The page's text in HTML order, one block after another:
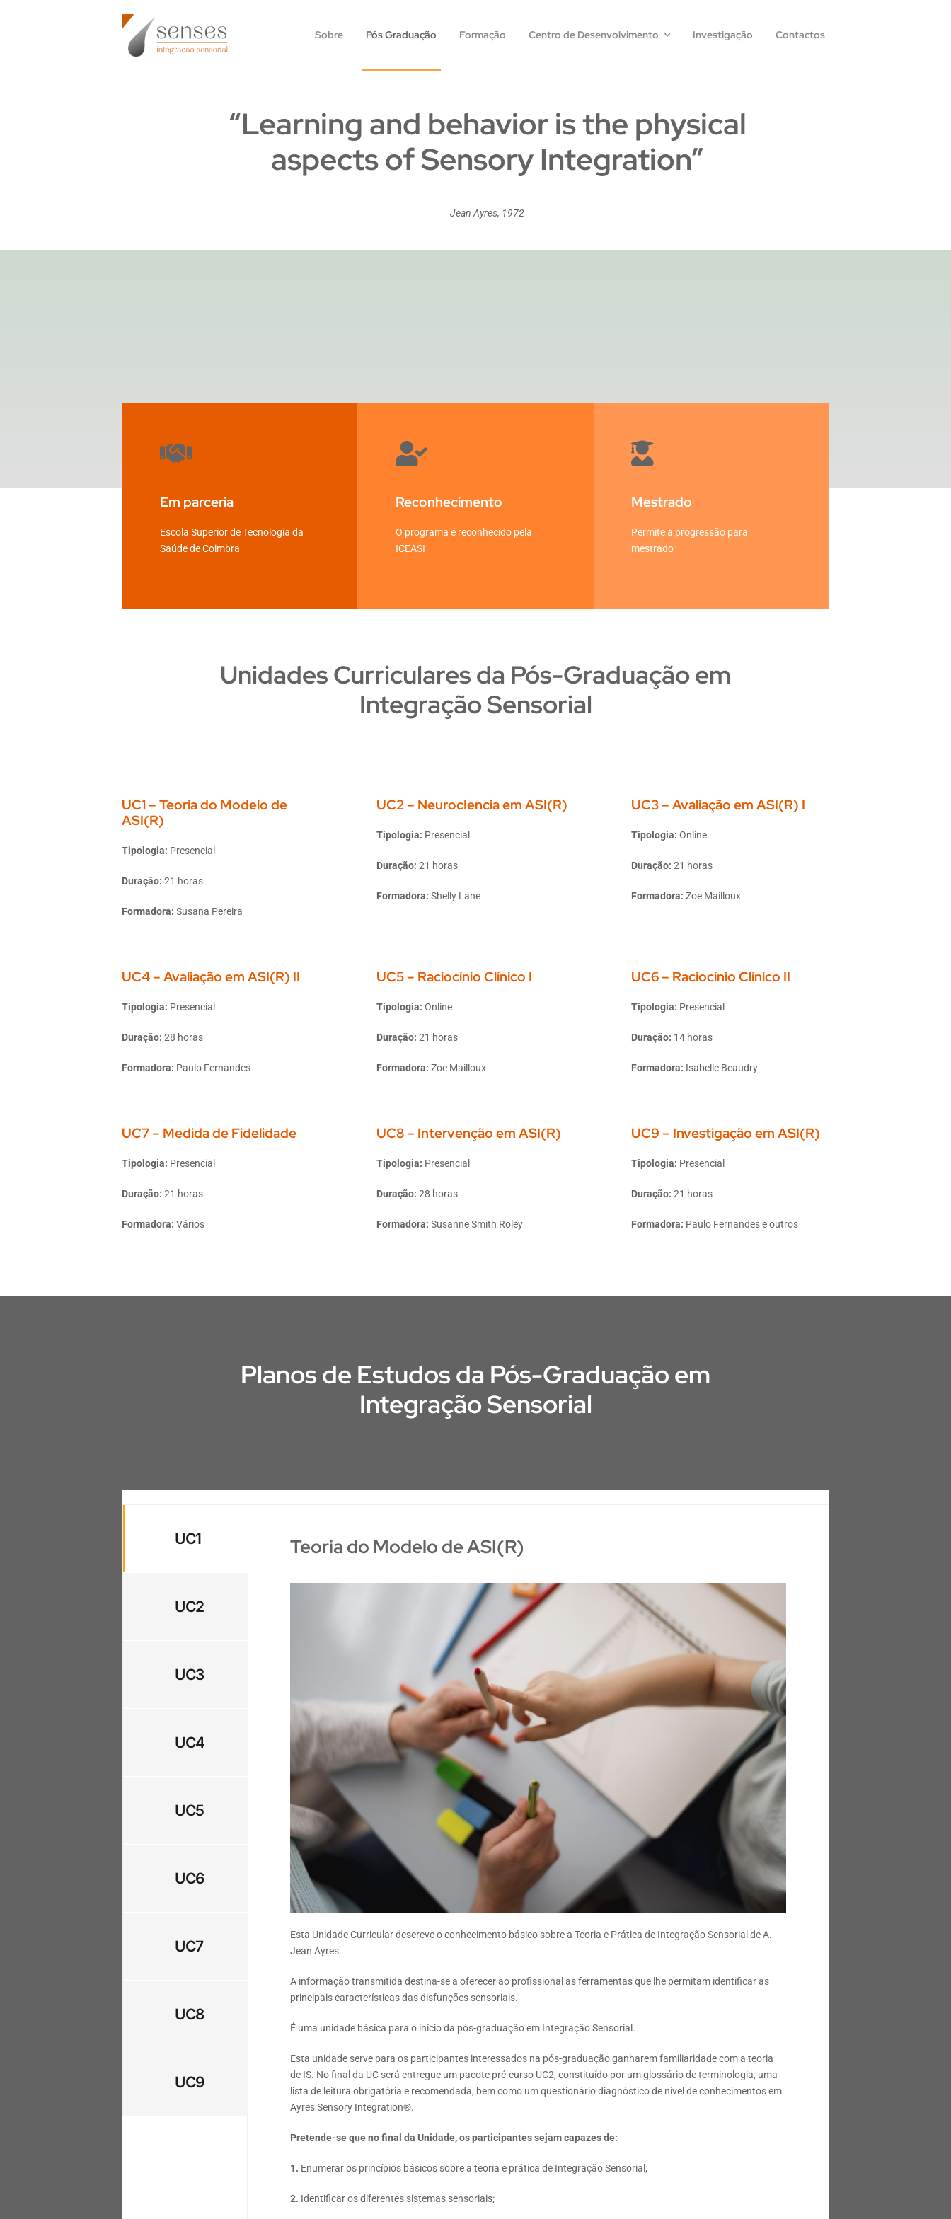
Sobre Pós Graduação Formação Centro de Desenvolvimento Investigação Contactos
“Learning and behavior is the physical
aspects of Sensory Integration”
Jean Ayres, 1972
Em parceria
Escola Superior de Tecnologia da
Saúde de Coimbra
Reconhecimento
O programa é reconhecido pela
ICEASI
Mestrado
Permite a progressão para
mestrado
Unidades Curriculares da Pós-Graduação em
Integração Sensorial
UC1 – Teoria do Modelo de
ASI(R)
Tipologia: Presencial
Duração: 21 horas
Formadora: Susana Pereira
UC2 – NeurocIencia em ASI(R)
Tipologia: Presencial
Duração: 21 horas
Formadora: Shelly Lane
UC3 – Avaliação em ASI(R) I
Tipologia: Online
Duração: 21 horas
Formadora: Zoe Mailloux
UC4 – Avaliação em ASI(R) II
Tipologia: Presencial
Duração: 28 horas
Formadora: Paulo Fernandes
UC5 – Raciocínio Clínico I
Tipologia: Online
Duração: 21 horas
Formadora: Zoe Mailloux
UC6 – Raciocínio Clínico II
Tipologia: Presencial
Duração: 14 horas
Formadora: Isabelle Beaudry
UC7 – Medida de Fidelidade
Tipologia: Presencial
Duração: 21 horas
Formadora: Vários
UC8 – Intervenção em ASI(R)
Tipologia: Presencial
Duração: 28 horas
Formadora: Susanne Smith Roley
UC9 – Investigação em ASI(R)
Tipologia: Presencial
Duração: 21 horas
Formadora: Paulo Fernandes e outros
Planos de Estudos da Pós-Graduação em
Integração Sensorial
UC1
UC2
UC3
UC4
UC5
UC6
UC7
UC8
UC9
Teoria do Modelo de ASI(R)
Esta Unidade Curricular descreve o conhecimento básico sobre a Teoria e Prática de Integração Sensorial de A.
Jean Ayres.
A informação transmitida destina-se a oferecer ao profissional as ferramentas que lhe permitam identificar as
principais características das disfunções sensoriais.
É uma unidade básica para o início da pós-graduação em Integração Sensorial.
Esta unidade serve para os participantes interessados na pós-graduação ganharem familiaridade com a teoria
de IS. No final da UC será entregue um pacote pré-curso UC2, constituído por um glossário de terminologia, uma
lista de leitura obrigatória e recomendada, bem como um questionário diagnóstico de nível de conhecimentos em
Ayres Sensory Integration®.
Pretende-se que no final da Unidade, os participantes sejam capazes de:
1. Enumerar os princípios básicos sobre a teoria e prática de Integração Sensorial;
2. Identificar os diferentes sistemas sensoriais;